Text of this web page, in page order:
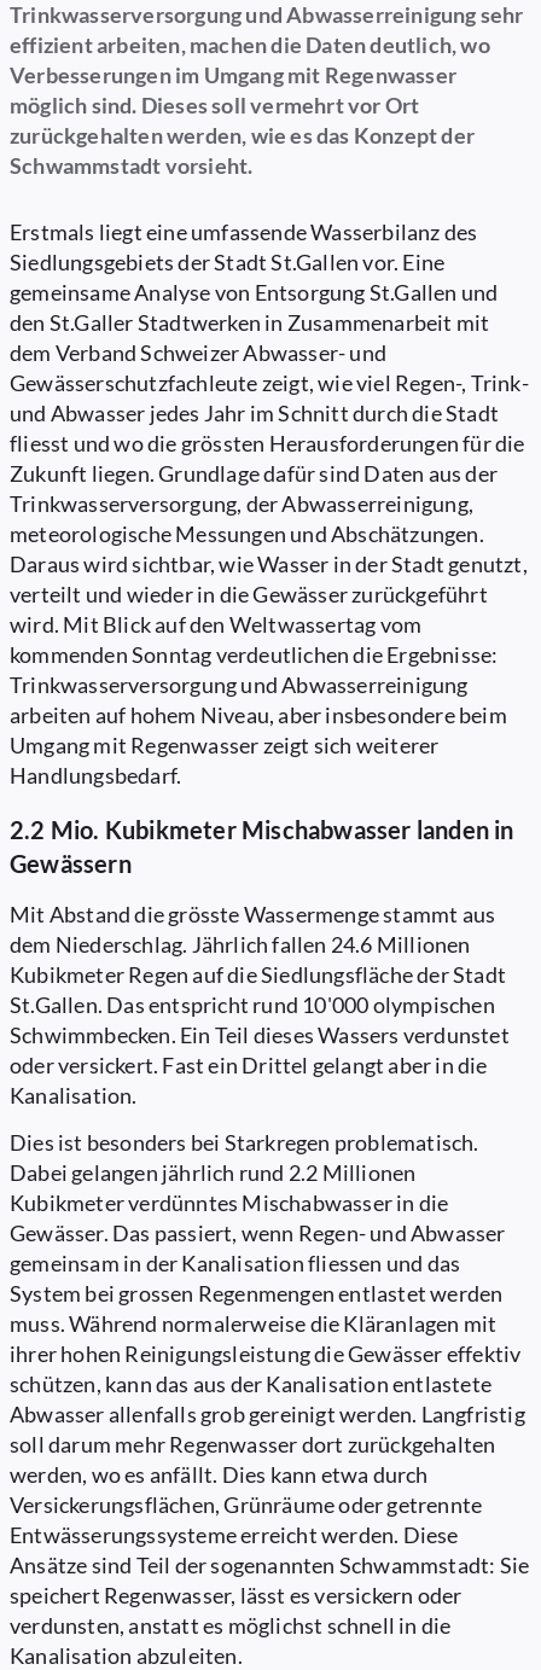
Trinkwasserversorgung und Abwasserreinigung sehr
effizient arbeiten, machen die Daten deutlich, wo
Verbesserungen im Umgang mit Regenwasser
möglich sind. Dieses soll vermehrt vor Ort
zurückgehalten werden, wie es das Konzept der
Schwammstadt vorsieht.
Erstmals liegt eine umfassende Wasserbilanz des
Siedlungsgebiets der Stadt St.Gallen vor. Eine
gemeinsame Analyse von Entsorgung St.Gallen und
den St.Galler Stadtwerken in Zusammenarbeit mit
dem Verband Schweizer Abwasser- und
Gewässerschutzfachleute zeigt, wie viel Regen-, Trink-
und Abwasser jedes Jahr im Schnitt durch die Stadt
fliesst und wo die grössten Herausforderungen für die
Zukunft liegen. Grundlage dafür sind Daten aus der
Trinkwasserversorgung, der Abwasserreinigung,
meteorologische Messungen und Abschätzungen.
Daraus wird sichtbar, wie Wasser in der Stadt genutzt,
verteilt und wieder in die Gewässer zurückgeführt
wird. Mit Blick auf den Weltwassertag vom
kommenden Sonntag verdeutlichen die Ergebnisse:
Trinkwasserversorgung und Abwasserreinigung
arbeiten auf hohem Niveau, aber insbesondere beim
Umgang mit Regenwasser zeigt sich weiterer
Handlungsbedarf.
2.2 Mio. Kubikmeter Mischabwasser landen in
Gewässern
Mit Abstand die grösste Wassermenge stammt aus
dem Niederschlag. Jährlich fallen 24.6 Millionen
Kubikmeter Regen auf die Siedlungsfläche der Stadt
St.Gallen. Das entspricht rund 10'000 olympischen
Schwimmbecken. Ein Teil dieses Wassers verdunstet
oder versickert. Fast ein Drittel gelangt aber in die
Kanalisation.
Dies ist besonders bei Starkregen problematisch.
Dabei gelangen jährlich rund 2.2 Millionen
Kubikmeter verdünntes Mischabwasser in die
Gewässer. Das passiert, wenn Regen- und Abwasser
gemeinsam in der Kanalisation fliessen und das
System bei grossen Regenmengen entlastet werden
muss. Während normalerweise die Kläranlagen mit
ihrer hohen Reinigungsleistung die Gewässer effektiv
schützen, kann das aus der Kanalisation entlastete
Abwasser allenfalls grob gereinigt werden. Langfristig
soll darum mehr Regenwasser dort zurückgehalten
werden, wo es anfällt. Dies kann etwa durch
Versickerungsflächen, Grünräume oder getrennte
Entwässerungssysteme erreicht werden. Diese
Ansätze sind Teil der sogenannten Schwammstadt: Sie
speichert Regenwasser, lässt es versickern oder
verdunsten, anstatt es möglichst schnell in die
Kanalisation abzuleiten.